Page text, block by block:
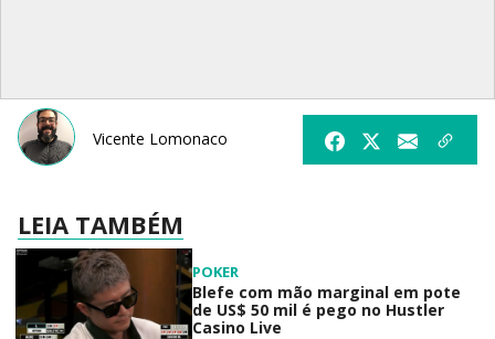
Vicente Lomonaco
LEIA TAMBÉM
POKER
Blefe com mão marginal em pote
de US$ 50 mil é pego no Hustler
Casino Live